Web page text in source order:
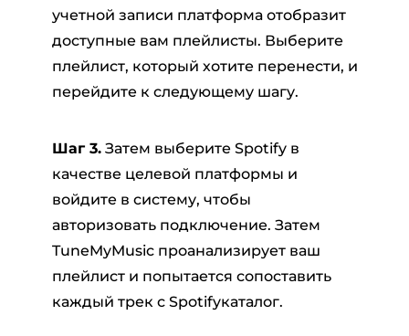
учетной записи платформа отобразит
доступные вам плейлисты. Выберите
плейлист, который хотите перенести, и
перейдите к следующему шагу.
Шаг 3.Затем выберите Spotify в
качестве целевой платформы и
войдите в систему, чтобы
авторизовать подключение. Затем
TuneMyMusic проанализирует ваш
плейлист и попытается сопоставить
каждый трек с Spotifyкаталог.